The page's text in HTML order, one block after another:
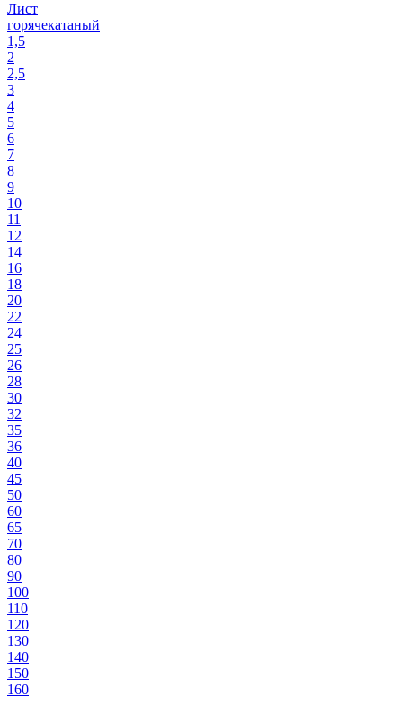
Лист
горячекатаный
1,5
2
2,5
3
4
5
6
7
8
9
10
11
12
14
16
18
20
22
24
25
26
28
30
32
35
36
40
45
50
60
65
70
80
90
100
110
120
130
140
150
160